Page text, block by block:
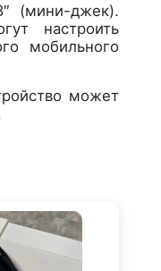
(мини-джек).
настроить
мобильного
может